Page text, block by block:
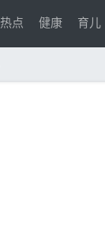
热点 健康 育儿